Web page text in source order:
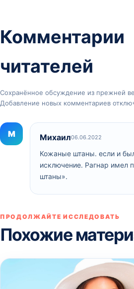
Комментарии
читателей
Сохранённое обсуждение из прежней
Добавление новых комментариев
М Михаил06.06.2022
Кожаные штаны. если и
исключение. Рагнар имел
штаны».
ПРОДОЛЖАЙТЕ ИССЛЕДОВАТЬ
Похожие